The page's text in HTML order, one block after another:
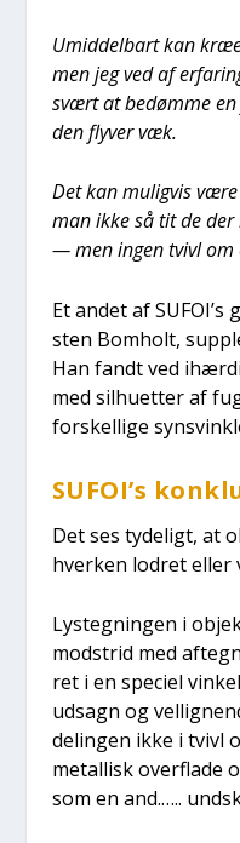
Umid­del­bart kan
men jeg ved af
svært at bedøm­me
den fly­ver væk.
Det kan mulig­vis
man ikke så tit de der
— men ingen tvivl om
Et andet af
sten Bom­holt,
Han fandt ved
med sil­hu­et­ter af
for­skel­li­ge
SUFOI’s
Det ses tyde­ligt, at
hver­ken lodret eller
Lys­teg­nin­gen i
mod­strid med
ret i en spe­ci­el
ud­sagn og
de­lin­gen ikke i tvivl
metal­lisk over­fla­de
som en and.…..